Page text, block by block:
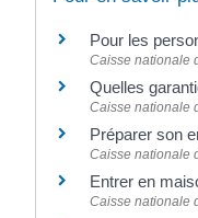
Pour les
Caisse nationale
Quelles
Caisse nationale
Préparer son
Caisse nationale
Entrer en
Caisse nationale